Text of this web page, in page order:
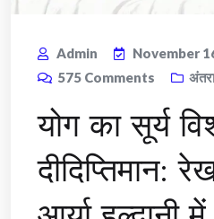
Admin
November
575 Comments
योग का सूर्य
दीदिप्तिमान: